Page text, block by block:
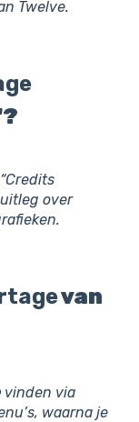
Twelve.
“Credits
over
van
vinden via
waarna je